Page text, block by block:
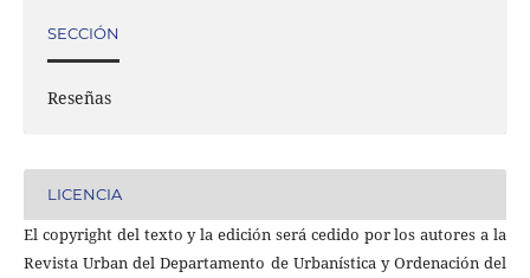
SECCIÓN
Reseñas
LICENCIA
El copyright del texto y la edición será cedido por los autores a la
Revista Urban del Departamento de Urbanística y Ordenación del